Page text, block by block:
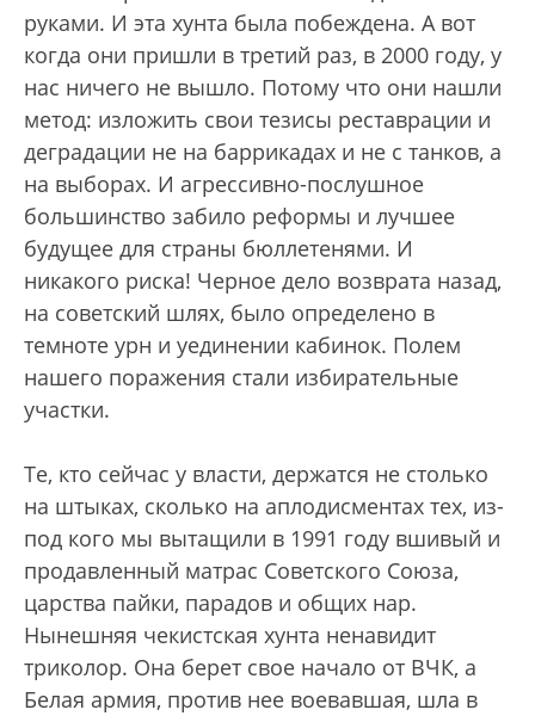
руками. И эта хунта была побеждена. А вот
когда они пришли в третий раз, в 2000 году, у
нас ничего не вышло. Потому что они нашли
метод: изложить свои тезисы реставрации и
деградации не на баррикадах и не с танков, а
на выборах. И агрессивно-послушное
большинство забило реформы и лучшее
будущее для страны бюллетенями. И
никакого риска! Черное дело возврата назад,
на советский шлях, было определено в
темноте урн и уединении кабинок. Полем
нашего поражения стали избирательные
участки.
Те, кто сейчас у власти, держатся не столько
на штыках, сколько на аплодисментах тех, из-
под кого мы вытащили в 1991 году вшивый и
продавленный матрас Советского Союза,
царства пайки, парадов и общих нар.
Нынешняя чекистская хунта ненавидит
триколор. Она берет свое начало от ВЧК, а
Белая армия, против нее воевавшая, шла в